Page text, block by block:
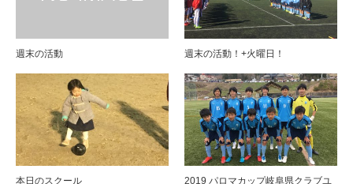
週末の活動 週末の活動！+火曜日！
本日のスクール
2019 パロマカップ岐阜県クラブユ